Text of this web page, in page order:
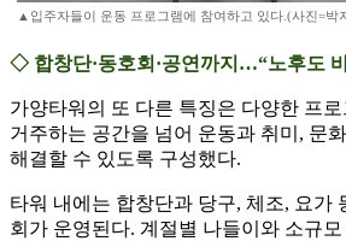
▲입주자들이 운동 프로그램에 참여하고 있다.(사진=박
◇ 합창단·동호회·공연까지…“노후도
가양타워의 또 다른 특징은 다양한 프
거주하는 공간을 넘어 운동과 취미, 문
해결할 수 있도록 구성했다.
타워 내에는 합창단과 당구, 체조, 요가
회가 운영된다. 계절별 나들이와 소규모